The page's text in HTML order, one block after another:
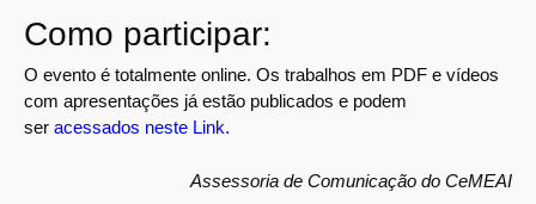
Como participar:
O evento é totalmente online. Os trabalhos em PDF e vídeos
com apresentações já estão publicados e podem
ser acessados neste Link.
Assessoria de Comunicação do CeMEAI